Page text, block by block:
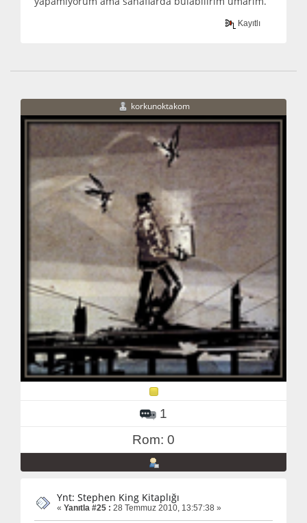
Kayıtlı
korkunoktakom
1
Rom: 0
Ynt: Stephen King Kitaplığı
« Yanıtla #25 : 28 Temmuz 2010, 13:57:38 »